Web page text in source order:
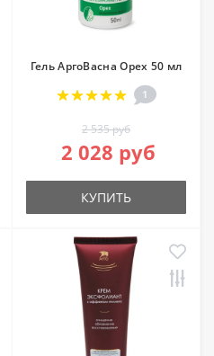
Гель АргоВасна Орех 50 мл
1
2 535 руб
2 028 руб
КУПИТЬ